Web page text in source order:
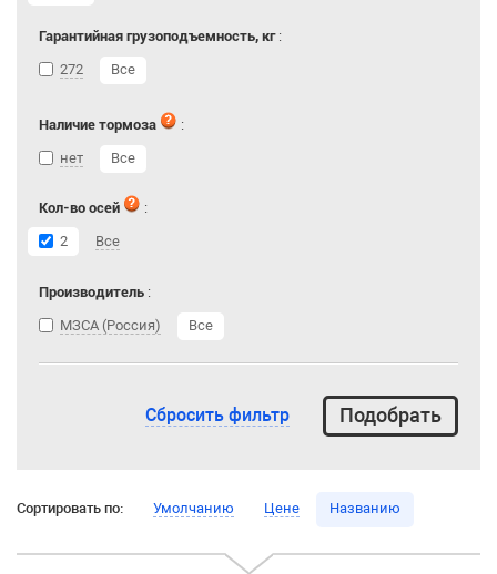
Гарантийная грузоподъемность, кг:
272
Все
Наличие тормоза
:
нет
Все
Кол-во осей
:
2
Все
Производитель :
МЗСА (Россия)
Все
Сбросить фильтр
Сортировать по: Умолчанию Цене Названию